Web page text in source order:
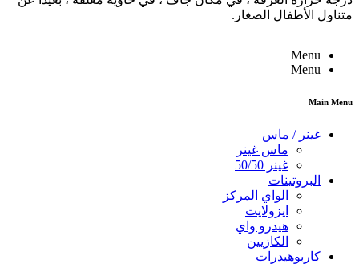
متناول الأطفال الصغار.
Menu
Menu
Main Menu
غينر / ماس
ماس غينر
غينر 50/50
البروتينات
الواي المركز
ايزولايت
هيدرو واي
الكازيين
كاربوهيدرات